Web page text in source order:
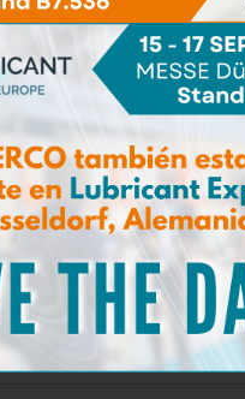
Agitador magnético
Más información